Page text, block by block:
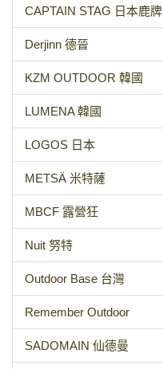
CAPTAIN STAG 日本鹿牌
Derjinn 德晉
KZM OUTDOOR 韓國
LUMENA 韓國
LOGOS 日本
METSÄ 米特薩
MBCF 露營狂
Nuit 努特
Outdoor Base 台灣
Remember Outdoor
SADOMAIN 仙德曼